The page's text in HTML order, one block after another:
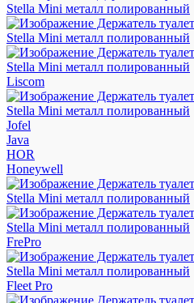
Liscom
Jofel
Java
HOR
Honeywell
FrePro
Fleet Pro